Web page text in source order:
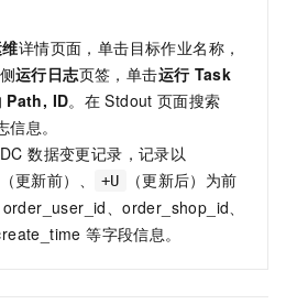
=
'print'
SELECT
*
= 'user_001';
详情页面，单击目标作业名称，
运行日志页签，单击运行 Task
Path, ID。在 Stdout 页面搜索
息。
数据变更记录，记录以
（更新前）、 +U
（更新后）为前
、order_shop_id、
等字段信息。